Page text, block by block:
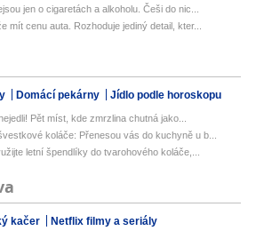
jen o cigaretách a alkoholu. Češi do nic...
mít cenu auta. Rozhoduje jediný detail, kter...
Domácí pekárny Jídlo podle horoskopu
Pět míst, kde zmrzlina chutná jako...
koláče: Přenesou vás do kuchyně u b...
letní špendlíky do tvarohového koláče,...
kačer Netflix filmy a seriály